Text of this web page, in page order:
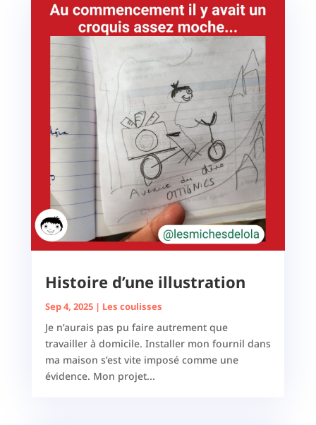
Histoire d’une illustration
Sep 4, 2025| Les coulisses
Je n’aurais pas pu faire autrement que
travailler à domicile. Installer mon fournil dans
ma maison s’est vite imposé comme une
évidence. Mon projet...